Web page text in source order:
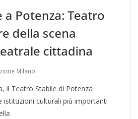
a Potenza: Teatro
della scena
cittadina
Milano
il Teatro Stabile di Potenza
istituzioni culturali più importanti